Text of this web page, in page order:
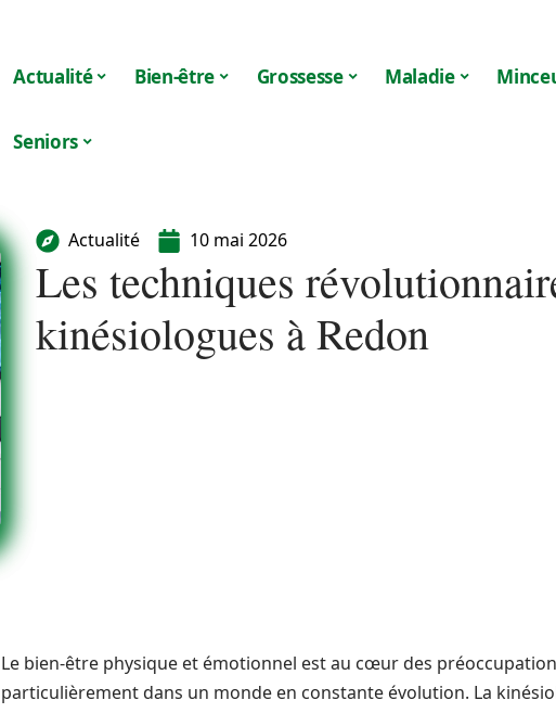
Actualité Bien-être Grossesse Maladie
Seniors
Actualité 10 mai 2026
Les techniques
kinésiologues à Redon
Le bien-être physique et émotionnel est au cœur des
particulièrement dans un monde en constante évolution. La